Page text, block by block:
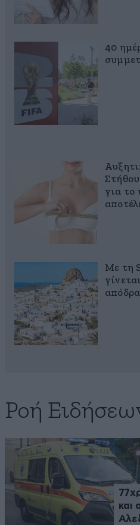
40
για το
Με τη
Ροή
και